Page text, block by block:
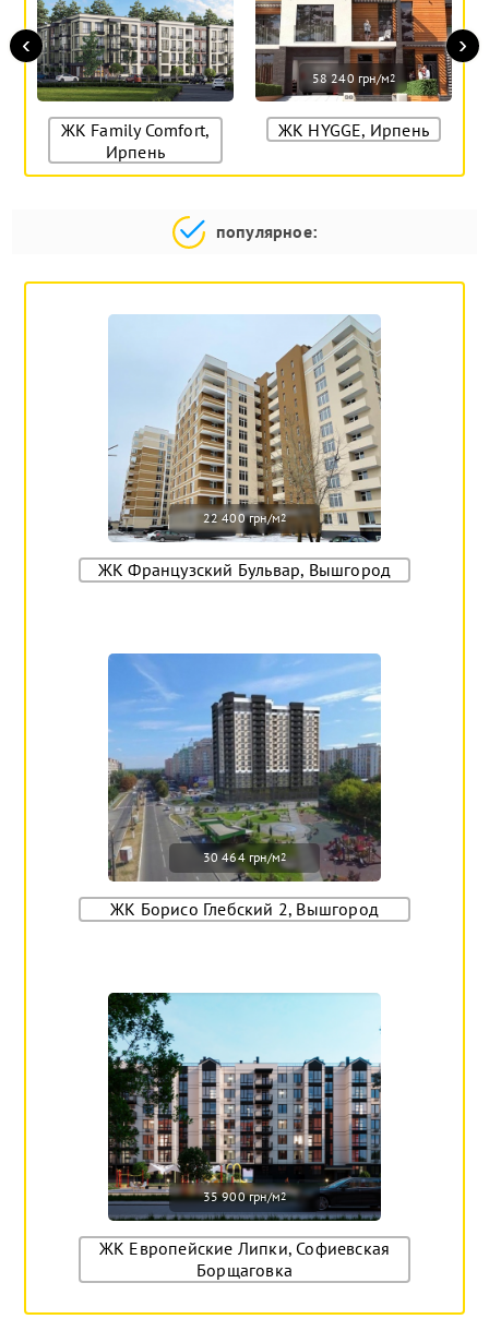
ЖК Family Comfort,
Ирпень
58 240 грн/м2
ЖК HYGGE, Ирпень
‹ ›
популярное:
22 400 грн/м2
ЖК Французский Бульвар, Вышгород
30 464 грн/м2
ЖК Борисо Глебский 2, Вышгород
35 900 грн/м2
ЖК Европейские Липки, Софиевская
Борщаговка